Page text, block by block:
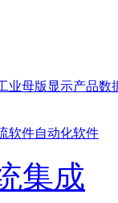
业母版 显示产品数
软件自动化软件
集成